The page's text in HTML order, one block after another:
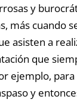
y
más cuando
asisten a
que
ejemplo,
y